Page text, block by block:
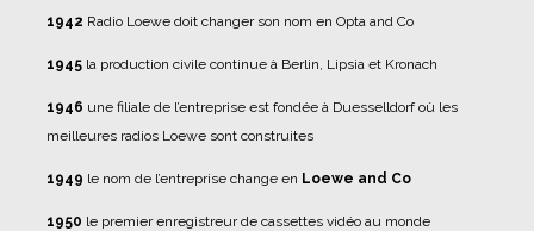
1942 Radio Loewe doit changer son nom en Opta and Co
1945 la production civile continue à Berlin, Lipsia et Kronach
1946 une filiale de l’entreprise est fondée à Duesselldorf où les
meilleures radios Loewe sont construites
1949 le nom de l’entreprise change en Loewe and Co
1950 le premier enregistreur de cassettes vidéo au monde